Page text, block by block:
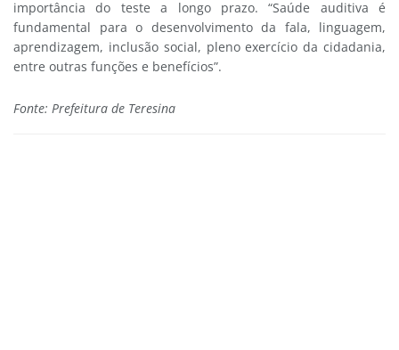
importância do teste a longo prazo. “Saúde auditiva é
fundamental para o desenvolvimento da fala, linguagem,
aprendizagem, inclusão social, pleno exercício da cidadania,
entre outras funções e benefícios”.
Fonte: Prefeitura de Teresina